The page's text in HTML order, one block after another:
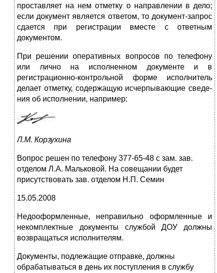
проставляет на нем отметку о направлении в дело;
если документ является ответом, то документ-запрос
сдается при регистрации вместе с ответным
документом.
При решении оперативных вопросов по телефону
или лично на исполненном документе и в
регистрационно-контрольной форме исполнитель
делает отметку, содержащую исчерпывающие сведе­
ния об исполнении, например:
Л.М. Корзухина
Вопрос решен по телефону 377-65-48 с зам. зав.
отделом Л.А. Мальковой. На совещании будет
присутствовать зав. отделом Н.П. Семин
15.05.2008
Недооформленные, неправильно оформленные и
некомплект­ные документы службой ДОУ должны
возвращаться исполните­лям.
Документы, подлежащие отправке, должны
обрабатываться в день их поступления в службу